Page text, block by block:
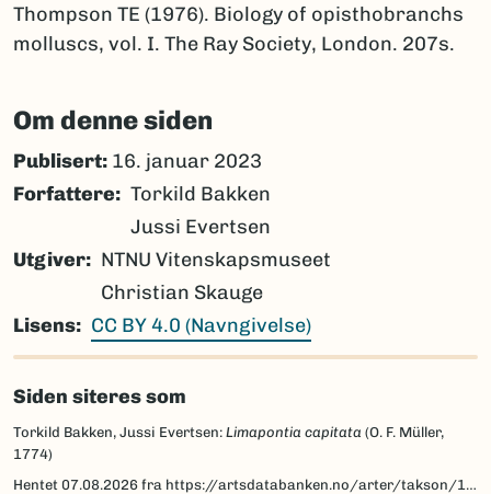
Thompson TE (1976). Biology of opisthobranchs
molluscs, vol. I. The Ray Society, London. 207s.
Om denne siden
Publisert: 16. januar 2023
Forfattere
Torkild Bakken
Jussi Evertsen
Utgiver
NTNU Vitenskapsmuseet
Christian Skauge
Lisens
CC BY 4.0 (Navngivelse)
Siden siteres som
Torkild Bakken, Jussi Evertsen: Limapontia capitata (O. F. Müller,
1774)
Hentet 07.08.2026 fra https://artsdatabanken.no/arter/takson/197167/beskrivelse